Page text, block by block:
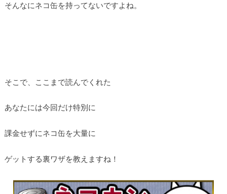
そんなにネコ缶を持ってないですよね。
そこで、ここまで読んでくれた
あなたには今回だけ特別に
課金せずにネコ缶を大量に
ゲットする裏ワザを教えますね！